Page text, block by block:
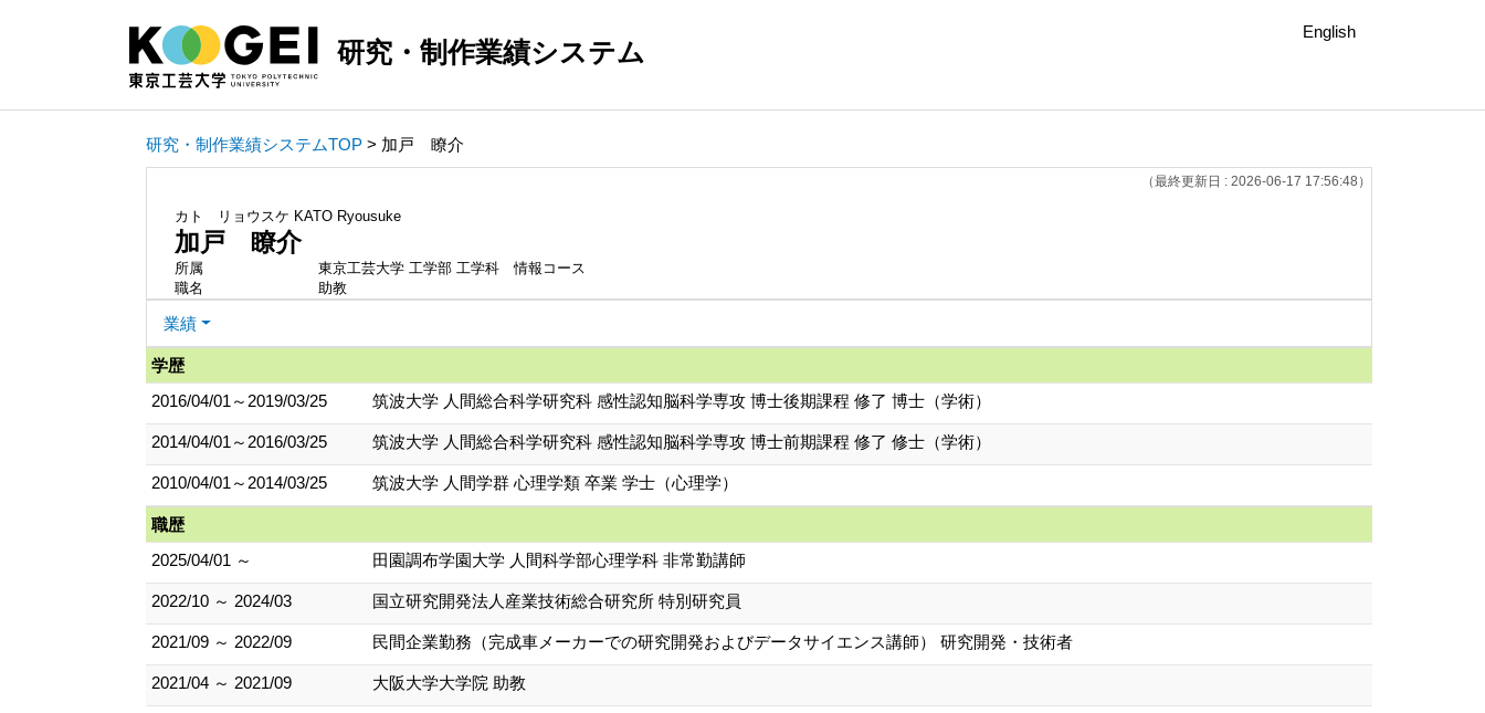
研究・制作業績システム
English
研究・制作業績システムTOP > 加戸 瞭介
（最終更新日 : 2026-06-17 17:56:48）
カト リョウスケ KATO Ryousuke
加戸 瞭介
所属
東京工芸大学 工学部 工学科 情報コース
職名
助教
業績
学歴
2016/04/01～2019/03/25
筑波大学 人間総合科学研究科 感性認知脳科学専攻 博士後期課程 修了 博士（学術）
2014/04/01～2016/03/25 筑波大学 人間総合科学研究科 感性認知脳科学専攻 博士前期課程 修了 修士（学術）
2010/04/01～2014/03/25 筑波大学 人間学群 心理学類 卒業 学士（心理学）
職歴
2025/04/01 ～
田園調布学園大学 人間科学部心理学科 非常勤講師
2022/10 ～ 2024/03 国立研究開発法人産業技術総合研究所 特別研究員
2021/09 ～ 2022/09 民間企業勤務（完成車メーカーでの研究開発およびデータサイエンス講師） 研究開発・技術者
2021/04 ～ 2021/09 大阪大学大学院 助教